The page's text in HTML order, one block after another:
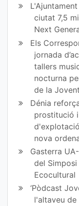
ciutat 7,5
Next
Els
jornada
tallers
nocturna
de la
Dénia
prostitució
nova
Gasterra
del
Ecocultural
‘Pòdcast
l'altaveu de